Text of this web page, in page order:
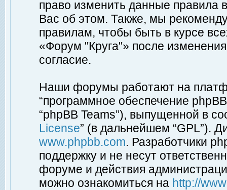
право изменить данные правила
Вас об этом. Также, мы
правилам, чтобы быть в курсе
«Форум "Круга"» после
согласие.
Наши форумы работают на
“программное обеспечение
“phpBB Teams”), выпущенной в
License” (в дальнейшем “GPL”).
www.phpbb.com. Разработчики
поддержку и не несут
форуме и действия
можно ознакомиться на http://